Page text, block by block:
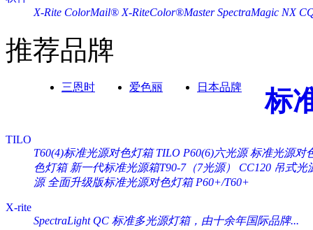
X-Rite ColorMail® X-RiteColor®Master SpectraMagic NX
推荐品牌
三恩时 爱色丽 日本品牌 标
TILO
T60(4)标准光源对色灯箱 TILO P60(6)六光源 标准光源对
色灯箱 新一代标准光源箱T90-7（7光源）
CC120 吊式
源 全面升级版标准光源对色灯箱 P60+/T60+
X-rite
SpectraLight QC 标准多光源灯箱，由十余年国际品牌...